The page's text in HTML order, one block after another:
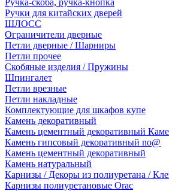
Ручка-скоба, ручка-кнопка
Ручки для китайских дверей
ШЛОСС
Ограничители дверные
Петли дверные / Шарниры
Петли прочее
Скобяные изделия / Пружины
Шпингалет
Петли врезные
Петли накладные
Комплектующие для шкафов купе
Камень декоративный
Камень цементный декоративный
Камень гипсовый декоративный no@
Камень цементный декоративный
Камень натуральный
Карнизы / Декоры из полиуретана /
Карнизы полиуретановые Orac